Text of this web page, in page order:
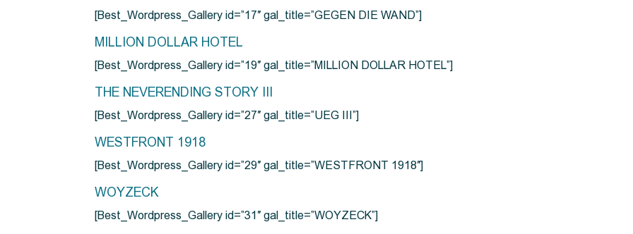
[Best_Wordpress_Gallery id=”17″ gal_title=”GEGEN DIE WAND”]
MILLION DOLLAR HOTEL
[Best_Wordpress_Gallery id=”19″ gal_title=”MILLION DOLLAR HOTEL”]
THE NEVERENDING STORY III
[Best_Wordpress_Gallery id=”27″ gal_title=”UEG III”]
WESTFRONT 1918
[Best_Wordpress_Gallery id=”29″ gal_title=”WESTFRONT 1918″]
WOYZECK
[Best_Wordpress_Gallery id=”31″ gal_title=”WOYZECK”]